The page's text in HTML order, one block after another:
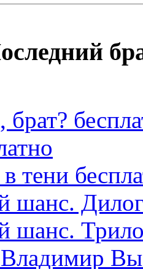
брат?
тени
шанс.
шанс.